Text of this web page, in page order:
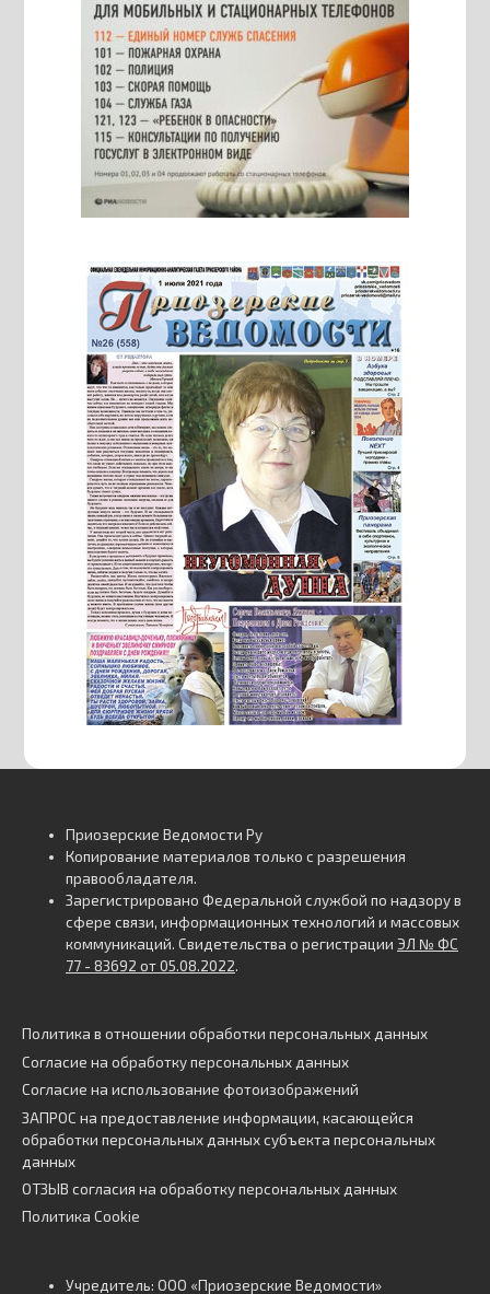
Приозерские Ведомости Ру
Копирование материалов только с разрешения
правообладателя.
Зарегистрировано Федеральной службой по надзору в
сфере связи, информационных технологий и массовых
коммуникаций. Свидетельства о регистрации ЭЛ № ФС
77 - 83692 от 05.08.2022.
Политика в отношении обработки персональных данных
Согласие на обработку персональных данных
Согласие на использование фотоизображений
ЗАПРОС на предоставление информации, касающейся
обработки персональных данных субъекта персональных
данных
ОТЗЫВ согласия на обработку персональных данных
Политика Cookie
Учредитель: ООО «Приозерские Ведомости»